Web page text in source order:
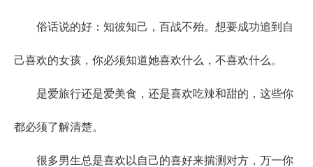
俗话说的好：知彼知己，百战不殆。想要成功追到自
己喜欢的女孩，你必须知道她喜欢什么，不喜欢什么。
是爱旅行还是爱美食，还是喜欢吃辣和甜的，这些你
都必须了解清楚。
很多男生总是喜欢以自己的喜好来揣测对方，万一你